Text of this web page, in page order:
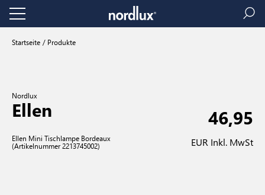
Startseite Produkte
Nordlux
Ellen
Ellen Mini Tischlampe Bordeaux
(Artikelnummer 2213745002)
46,95
EUR Inkl. MwSt